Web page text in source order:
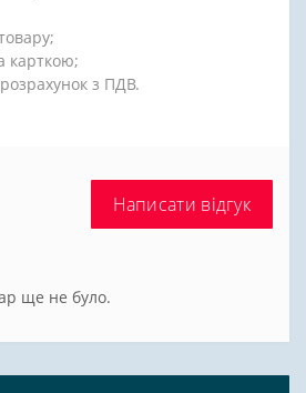
карткою;
з ПДВ.
Написати відгук
ще не було.